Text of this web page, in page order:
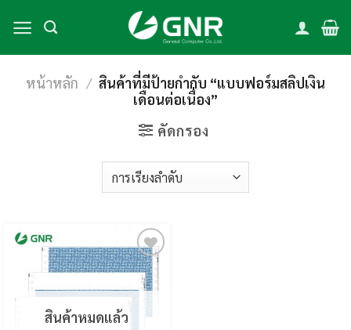
content
หน้าหลัก / สินค้าที่มีป้ายกำกับ “แบบฟอร์มสลิปเงิน
เดือนต่อเนื่อง”
คัดกรอง
Add to
wishlist
สินค้าหมดแล้ว